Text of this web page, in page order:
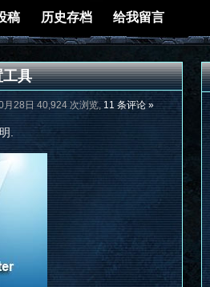
稿 历史存档 给我留言
具
月28日 40,924 次浏览, 11 条评论 »
.